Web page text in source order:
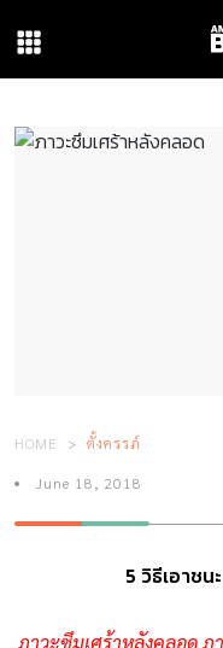
HOME ตั้งครรภ์
June 18, 2018
5 วิธีเอาช
ภาวะซึมเศร้าหลังคลอด ภ